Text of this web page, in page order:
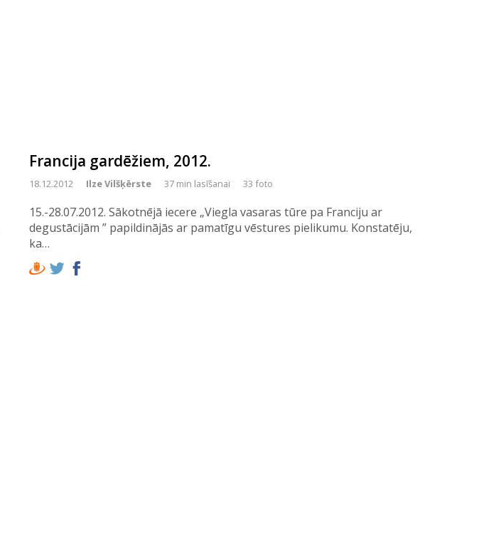
Francija gardēžiem, 2012.
18.12.2012 Ilze Vilšķērste 37 min lasīšanai 33 foto
15.-28.07.2012. Sākotnējā iecere „Viegla vasaras tūre pa Franciju ar
degustācijām ” papildinājās ar pamatīgu vēstures pielikumu. Konstatēju,
ka…